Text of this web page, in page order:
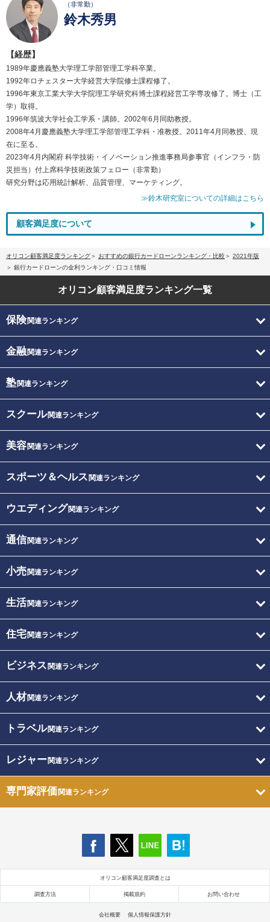
（非常勤）
鈴木秀男
【経歴】
1989年慶應義塾大学理工学部管理工学科卒業。
1992年ロチェスター大学経営大学院修士課程修了。
1996年東京工業大学大学院理工学研究科博士課程経営工学専攻修了。博士（工
学）取得。
1996年筑波大学社会工学系・講師。2002年6月同助教授。
2008年4月慶應義塾大学理工学部管理工学科・准教授。2011年4月同教授、現
在に至る。
2023年4月内閣府 科学技術・イノベーション推進事務局参事官（インフラ・防
災担当）付上席科学技術政策フェロー（非常勤）
研究分野は応用統計解析、品質管理、マーケティング。
≫鈴木研究室についての詳細はこちら
顧客満足度について
オリコン顧客満足度ランキング おすすめの銀行カードローンランキング・比較
2021年版
銀行カードローンの金利ランキング・口コミ情報
オリコン顧客満足度ランキング一覧
保険関連ランキング
金融関連ランキング
塾関連ランキング
スクール関連ランキング
美容関連ランキング
スポーツ＆ヘルス 関連ランキング
ウエディング関連ランキング
通信関連ランキング
小売関連ランキング
生活関連ランキング
住宅関連ランキング
ビジネス 関連ランキング
人材関連ランキング
トラベル関連ランキング
レジャー関連ランキング
専門家評価関連ランキング
オリコン顧客満足度調査とは
調査方法 掲載規約 お問い合わせ
会社概要 個人情報保護方針